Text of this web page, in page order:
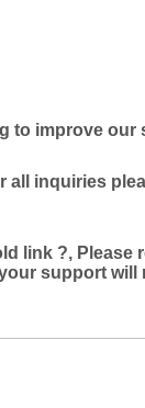
to improve our
all inquiries
link ?, Please
support will